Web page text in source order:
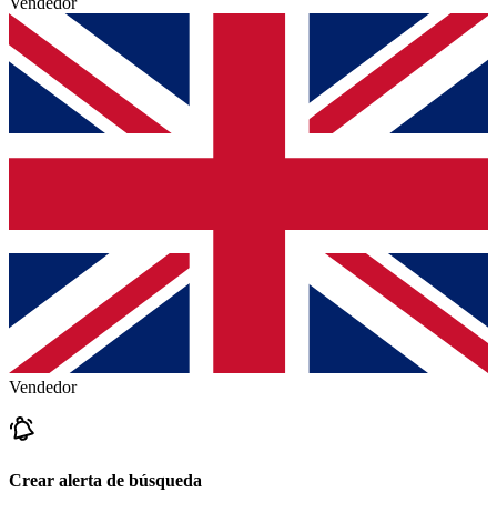
Vendedor
Crear alerta de búsqueda